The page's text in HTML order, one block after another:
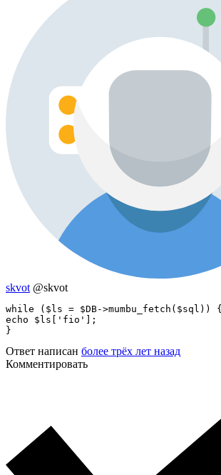
skvot @skvot
while ($ls = $DB->mumbu_fetch($sql)) {
echo $ls['fio'];
Ответ написан более трёх лет назад
Комментировать